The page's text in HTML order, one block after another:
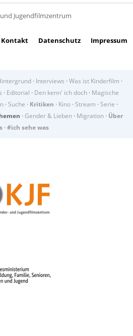
Jugendfilmzentrum
Kontakt Datenschutz Impressum
· Interviews · Was ist Kinderfilm ·
· Editorial · Den kenn' ich doch· Magische
· Suche · Kritiken · Kino · Stream · Serie ·
· Gender & Lieben · Migration · Über
· #ich sehe was